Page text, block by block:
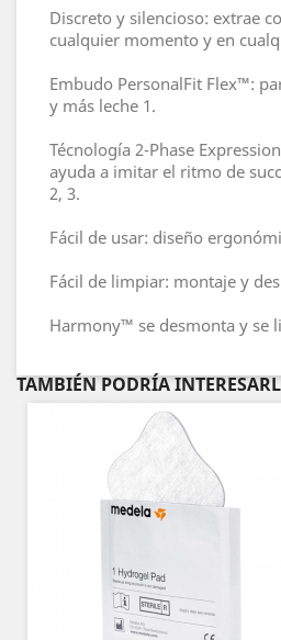
Discreto y silencioso: extrae
cualquier momento y en
Embudo PersonalFit Flex™:
y más leche 1.
Técnología 2-Phase
ayuda a imitar el ritmo de
2, 3.
Fácil de usar: diseño
Fácil de limpiar: montaje y
Harmony™ se desmonta y se
TAMBIÉN PODRÍA